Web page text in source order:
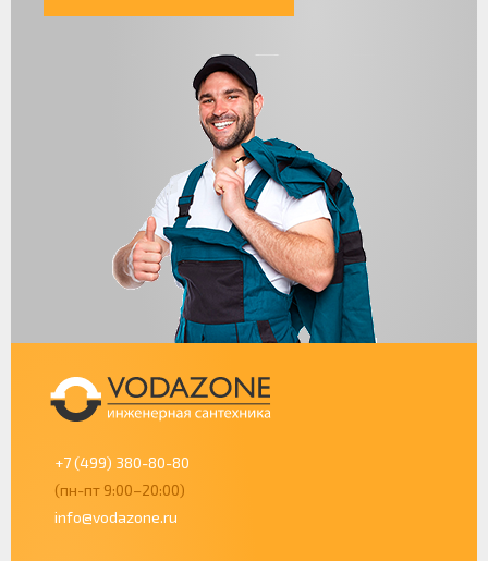
+7 (499) 380-80-80
(пн-пт 9:00–20:00)
info@vodazone.ru